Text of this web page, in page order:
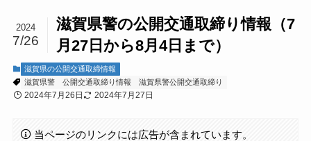
滋賀県警の公開交通取締り情報（7
月27日から8月4日まで）
2024
7/26
滋賀県の公開交通取締情報
滋賀県警
公開交通取締り情報 滋賀県警公開交通取締り
2024年7月26日 2024年7月27日
当ページのリンクには広告が含まれています。